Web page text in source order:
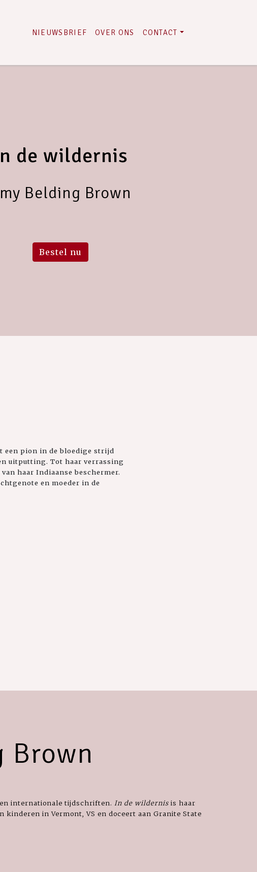
NIEUWSBRIEF OVER ONS CONTACT
de wildernis
Belding Brown
Bestel nu
een pion in de bloedige strijd
uitputting. Tot haar verrassing
haar Indiaanse beschermer.
en moeder in de
Brown
internationale tijdschriften. In de wildernis is haar
kinderen in Vermont, VS en doceert aan Granite State